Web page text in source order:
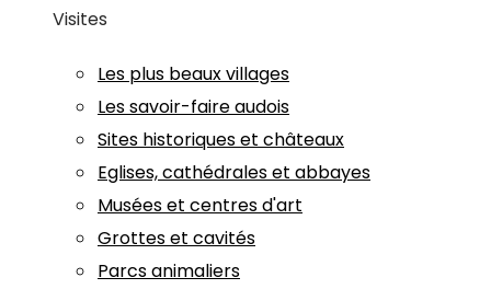
Visites
Les plus beaux villages
Les savoir-faire audois
Sites historiques et châteaux
Eglises, cathédrales et abbayes
Musées et centres d'art
Grottes et cavités
Parcs animaliers